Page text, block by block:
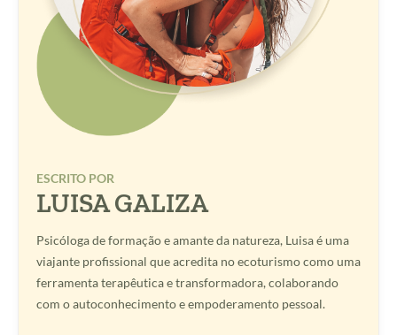
ESCRITO POR
LUISA GALIZA
Psicóloga de formação e amante da natureza, Luisa é uma
viajante profissional que acredita no ecoturismo como uma
ferramenta terapêutica e transformadora, colaborando
com o autoconhecimento e empoderamento pessoal.